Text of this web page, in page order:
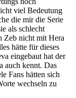
viel Bedeutung
die mir die Serie
als schlecht
Zeb nicht mit Hera
hätte für dieses
eingebaut hat der
auch kennt. Das
Fans hätten sich
wechseln zu